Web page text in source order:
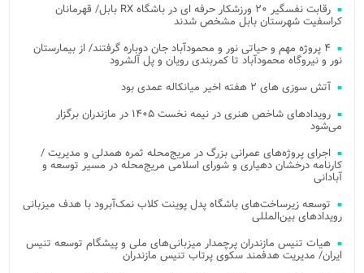
رقابت نفسگیر ۲۰ ورزشکار حرفه ای در باشگاه RX بابل/ قهرمانان
کراسفیت شهرستان بابل مشخص شدند
۴ پروژه مهم و حیاتی نور و محمودآباد جان دوباره گرفتند/ از بیمارستان
نور و نیروگاه محمودآباد تا کمربندی رویان و پل آلشرود
آتش‌ سوزی‌ های ۲ هفته اخیر میانکاله عمدی بود
رویدادهای شاخص هنری در نیمه نخست ۱۴۰۵ در مازندران برگزار
می‌شود
اجرای پروژه‌های عمرانی بزرگ در مریج‌محله ثمره همدلی و مدیریت /
کارنامه درخشان دهیاری و شورای اسلامی مریج‌محله در مسیر توسعه و
آبادانی
توسعه زیرساخت‌های باشگاه پدل پوینت کلاب نمک‌آبرود با هدف میزبانی
رویدادهای بین‌المللی
هیات تنیس مازندران پرچمدار میزبانی‌های ملی و پیشگام توسعه تنیس
ایران/ مدیریت هدفمند سکوی پرتاب تنیس مازندران